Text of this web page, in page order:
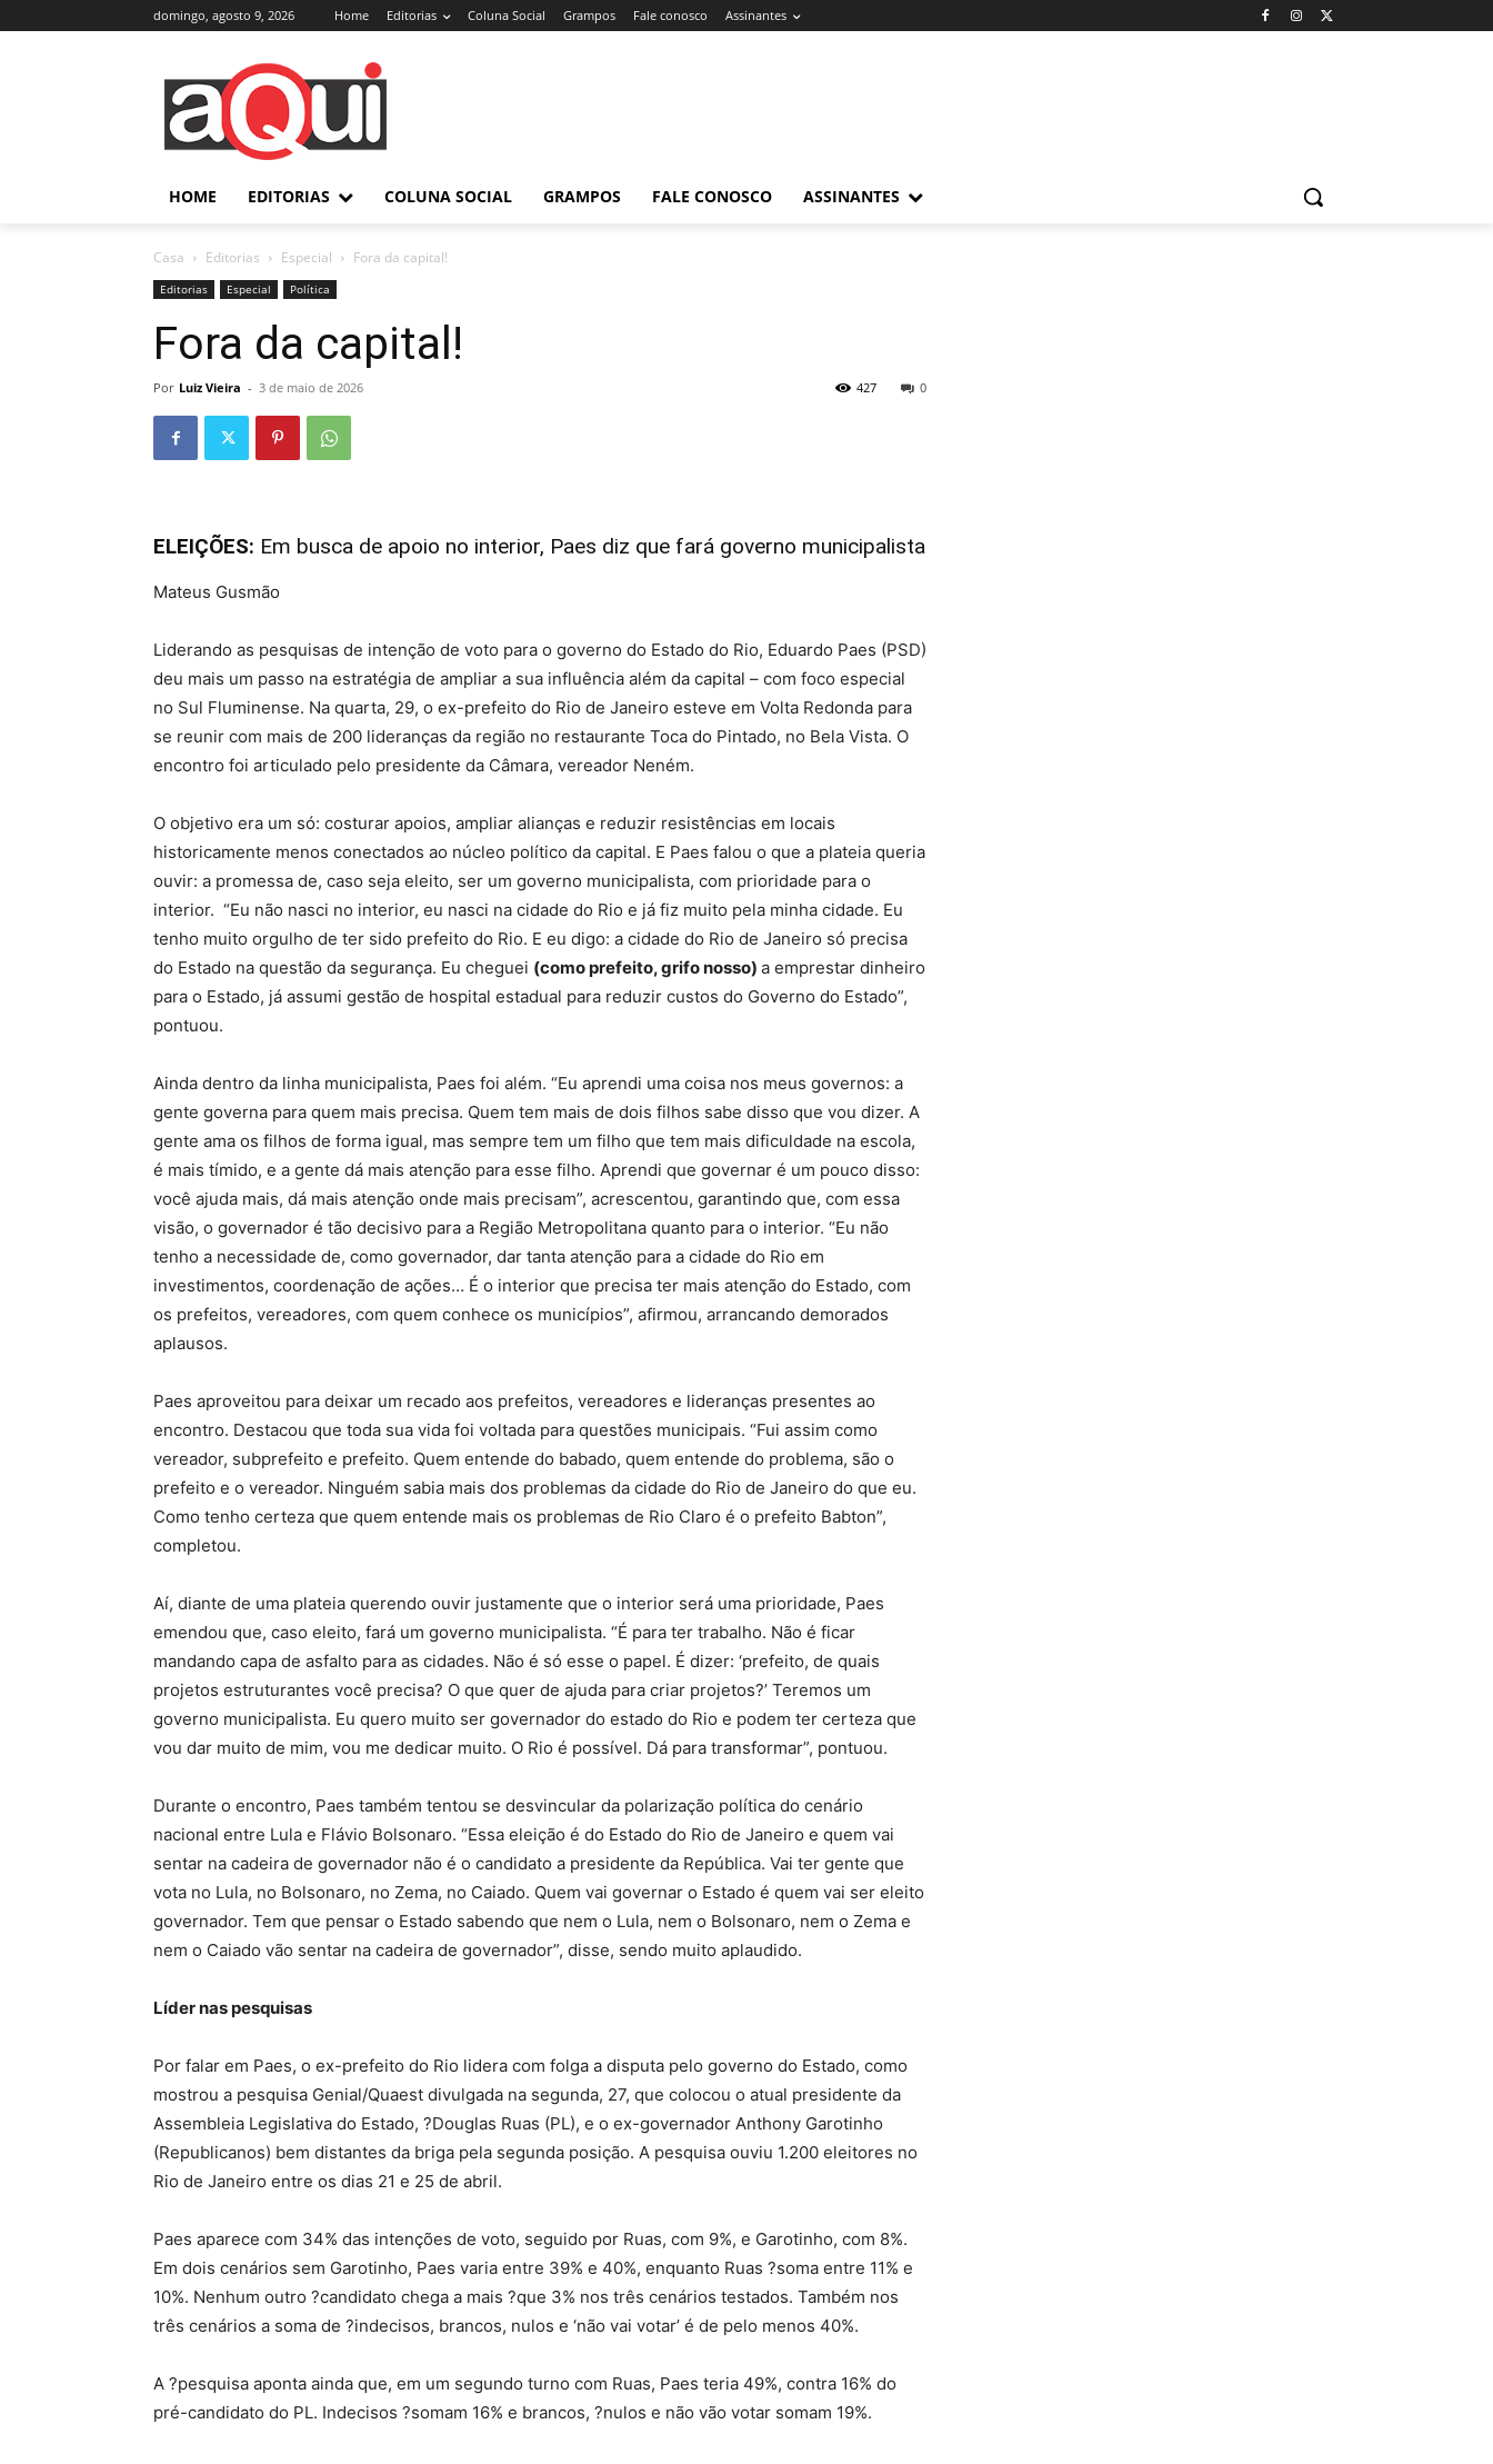
domingo, agosto 9, 2026 Home Editorias Coluna Social Grampos Fale conosco Assinantes
HOME EDITORIAS COLUNA SOCIAL GRAMPOS FALE CONOSCO ASSINANTES
Casa Editorias Especial Fora da capital!
Editorias Especial Política
Fora da capital!
Por Luiz Vieira - 3 de maio de 2026 0
427
ELEIÇÕES: Em busca de apoio no interior, Paes diz que fará governo municipalista
Mateus Gusmão
Liderando as pesquisas de intenção de voto para o governo do Estado do Rio, Eduardo Paes (PSD)
deu mais um passo na estratégia de ampliar a sua influência além da capital – com foco especial
no Sul Fluminense. Na quarta, 29, o ex-prefeito do Rio de Janeiro esteve em Volta Redonda para
se reunir com mais de 200 lideranças da região no restaurante Toca do Pintado, no Bela Vista. O
encontro foi articulado pelo presidente da Câmara, vereador Neném.
O objetivo era um só: costurar apoios, ampliar alianças e reduzir resistências em locais
historicamente menos conectados ao núcleo político da capital. E Paes falou o que a plateia queria
ouvir: a promessa de, caso seja eleito, ser um governo municipalista, com prioridade para o
interior. “Eu não nasci no interior, eu nasci na cidade do Rio e já fiz muito pela minha cidade. Eu
tenho muito orgulho de ter sido prefeito do Rio. E eu digo: a cidade do Rio de Janeiro só precisa
do Estado na questão da segurança. Eu cheguei (como prefeito, grifo nosso) a emprestar dinheiro
para o Estado, já assumi gestão de hospital estadual para reduzir custos do Governo do Estado”,
pontuou.
Ainda dentro da linha municipalista, Paes foi além. “Eu aprendi uma coisa nos meus governos: a
gente governa para quem mais precisa. Quem tem mais de dois filhos sabe disso que vou dizer. A
gente ama os filhos de forma igual, mas sempre tem um filho que tem mais dificuldade na escola,
é mais tímido, e a gente dá mais atenção para esse filho. Aprendi que governar é um pouco disso:
você ajuda mais, dá mais atenção onde mais precisam”, acrescentou, garantindo que, com essa
visão, o governador é tão decisivo para a Região Metropolitana quanto para o interior. “Eu não
tenho a necessidade de, como governador, dar tanta atenção para a cidade do Rio em
investimentos, coordenação de ações… É o interior que precisa ter mais atenção do Estado, com
os prefeitos, vereadores, com quem conhece os municípios”, afirmou, arrancando demorados
aplausos.
Paes aproveitou para deixar um recado aos prefeitos, vereadores e lideranças presentes ao
encontro. Destacou que toda sua vida foi voltada para questões municipais. “Fui assim como
vereador, subprefeito e prefeito. Quem entende do babado, quem entende do problema, são o
prefeito e o vereador. Ninguém sabia mais dos problemas da cidade do Rio de Janeiro do que eu.
Como tenho certeza que quem entende mais os problemas de Rio Claro é o prefeito Babton”,
completou.
Aí, diante de uma plateia querendo ouvir justamente que o interior será uma prioridade, Paes
emendou que, caso eleito, fará um governo municipalista. “É para ter trabalho. Não é ficar
mandando capa de asfalto para as cidades. Não é só esse o papel. É dizer: ‘prefeito, de quais
projetos estruturantes você precisa? O que quer de ajuda para criar projetos?’ Teremos um
governo municipalista. Eu quero muito ser governador do estado do Rio e podem ter certeza que
vou dar muito de mim, vou me dedicar muito. O Rio é possível. Dá para transformar”, pontuou.
Durante o encontro, Paes também tentou se desvincular da polarização política do cenário
nacional entre Lula e Flávio Bolsonaro. “Essa eleição é do Estado do Rio de Janeiro e quem vai
sentar na cadeira de governador não é o candidato a presidente da República. Vai ter gente que
vota no Lula, no Bolsonaro, no Zema, no Caiado. Quem vai governar o Estado é quem vai ser eleito
governador. Tem que pensar o Estado sabendo que nem o Lula, nem o Bolsonaro, nem o Zema e
nem o Caiado vão sentar na cadeira de governador”, disse, sendo muito aplaudido.
Líder nas pesquisas
Por falar em Paes, o ex-prefeito do Rio lidera com folga a disputa pelo governo do Estado, como
mostrou a pesquisa Genial/Quaest divulgada na segunda, 27, que colocou o atual presidente da
Assembleia Legislativa do Estado, ?Douglas Ruas (PL), e o ex-governador Anthony Garotinho
(Republicanos) bem distantes da briga pela segunda posição. A pesquisa ouviu 1.200 eleitores no
Rio de Janeiro entre os dias 21 e 25 de abril.
Paes aparece com 34% das intenções de voto, seguido por Ruas, com 9%, e Garotinho, com 8%.
Em dois cenários sem Garotinho, Paes varia entre 39% e 40%, enquanto Ruas ?soma entre 11% e
10%. Nenhum outro ?candidato chega a mais ?que 3% nos três cenários testados. Também nos
três cenários a soma de ?indecisos, brancos, nulos e ‘não vai votar’ é de pelo menos 40%.
A ?pesquisa aponta ainda que, em um segundo turno com Ruas, Paes teria 49%, contra 16% do
pré-candidato do PL. Indecisos ?somam 16% e brancos, ?nulos e não vão votar somam 19%.